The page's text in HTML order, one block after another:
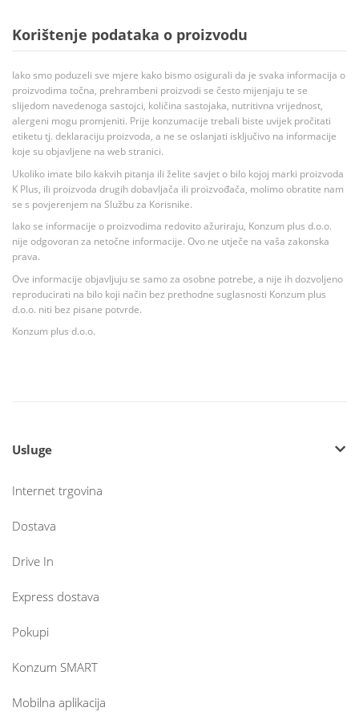
Korištenje podataka o proizvodu
Iako smo poduzeli sve mjere kako bismo osigurali da je svaka informacija o
proizvodima točna, prehrambeni proizvodi se često mijenjaju te se
slijedom navedenoga sastojci, količina sastojaka, nutritivna vrijednost,
alergeni mogu promjeniti. Prije konzumacije trebali biste uvijek pročitati
etiketu tj. deklaraciju proizvoda, a ne se oslanjati isključivo na informacije
koje su objavljene na web stranici.
Ukoliko imate bilo kakvih pitanja ili želite savjet o bilo kojoj marki proizvoda
K Plus, ili proizvoda drugih dobavljača ili proizvođača, molimo obratite nam
se s povjerenjem na Službu za Korisnike.
Iako se informacije o proizvodima redovito ažuriraju, Konzum plus d.o.o.
nije odgovoran za netočne informacije. Ovo ne utječe na vaša zakonska
prava.
Ove informacije objavljuju se samo za osobne potrebe, a nije ih dozvoljeno
reproducirati na bilo koji način bez prethodne suglasnosti Konzum plus
d.o.o. niti bez pisane potvrde.
Konzum plus d.o.o.
Usluge
Internet trgovina
Dostava
Drive In
Express dostava
Pokupi
Konzum SMART
Mobilna aplikacija